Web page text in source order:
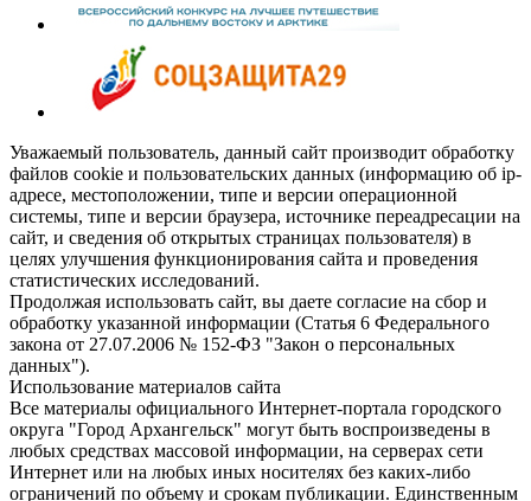
Уважаемый пользователь, данный сайт производит обработку
файлов cookie и пользовательских данных (информацию об ip-
адресе, местоположении, типе и версии операционной
системы, типе и версии браузера, источнике переадресации на
сайт, и сведения об открытых страницах пользователя) в
целях улучшения функционирования сайта и проведения
статистических исследований.
Продолжая использовать сайт, вы даете согласие на сбор и
обработку указанной информации (Статья 6 Федерального
закона от 27.07.2006 № 152-ФЗ "Закон о персональных
данных").
Использование материалов сайта
Все материалы официального Интернет-портала городского
округа "Город Архангельск" могут быть воспроизведены в
любых средствах массовой информации, на серверах сети
Интернет или на любых иных носителях без каких-либо
ограничений по объему и срокам публикации. Единственным